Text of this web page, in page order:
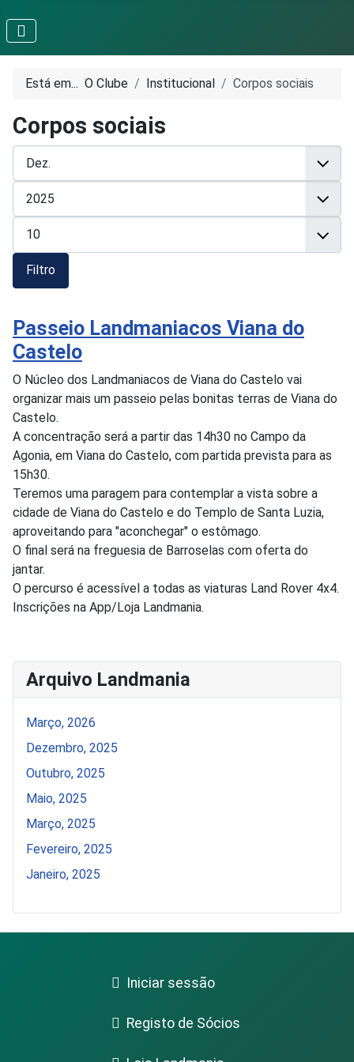
Está em... O Clube Institucional Corpos sociais
Corpos sociais
Filtro
Passeio Landmaniacos Viana do
Castelo
O Núcleo dos Landmaniacos de Viana do Castelo vai
organizar mais um passeio pelas bonitas terras de Viana do
Castelo.
A concentração será a partir das 14h30 no Campo da
Agonia, em Viana do Castelo, com partida prevista para as
15h30.
Teremos uma paragem para contemplar a vista sobre a
cidade de Viana do Castelo e do Templo de Santa Luzia,
aproveitando para "aconchegar" o estômago.
O final será na freguesia de Barroselas com oferta do
jantar.
O percurso é acessível a todas as viaturas Land Rover 4x4.
Inscrições na App/Loja Landmania.
Arquivo Landmania
Março, 2026
Dezembro, 2025
Outubro, 2025
Maio, 2025
Março, 2025
Fevereiro, 2025
Janeiro, 2025
Iniciar sessão
Registo de Sócios